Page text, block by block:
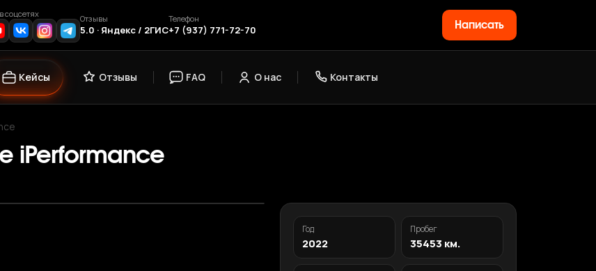
соцсетях Отзывы
5.0 · Яндекс / 2ГИС
Телефон
+7 (937) 771-72-70 Написать
Кейсы Отзывы FAQ О нас Контакты
iPerformance
›
Год
2022
Пробег
35453 км.